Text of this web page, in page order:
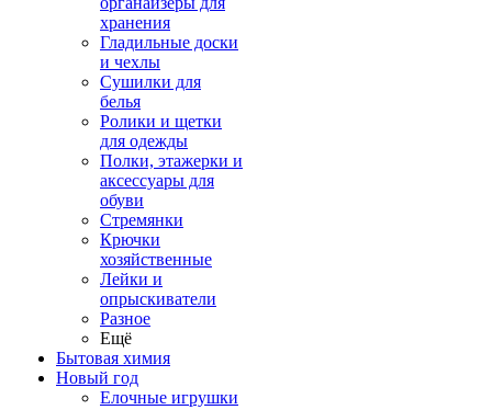
хранения
Гладильные доски
и чехлы
Сушилки для
белья
Ролики и щетки
для одежды
Полки, этажерки и
аксессуары для
обуви
Стремянки
Крючки
хозяйственные
Лейки и
опрыскиватели
Разное
Ещё
Бытовая химия
Новый год
Елочные игрушки